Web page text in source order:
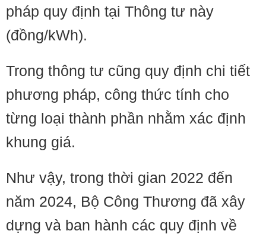
pháp quy định tại Thông tư này
(đồng/kWh).
Trong thông tư cũng quy định chi tiết
phương pháp, công thức tính cho
từng loại thành phần nhằm xác định
khung giá.
Như vậy, trong thời gian 2022 đến
năm 2024, Bộ Công Thương đã xây
dựng và ban hành các quy định về